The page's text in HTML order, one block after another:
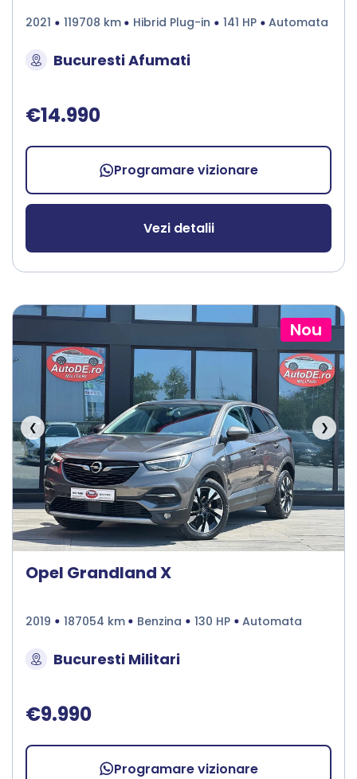
2021 119708 km Hibrid Plug-in 141 HP Automata
Bucuresti Afumati
€14.990
Programare vizionare
Vezi detalii
Nou
❮ ❯
Opel Grandland X
2019 187054 km Benzina 130 HP Automata
Bucuresti Militari
€9.990
Programare vizionare